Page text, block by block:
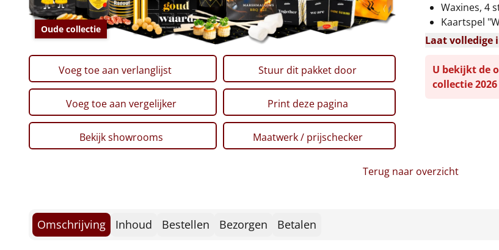
Oude collectie
Waxines, 4
Kaartspel
Laat volledige
Voeg toe aan verlanglijst Stuur dit pakket door
Voeg toe aan vergelijker Print deze pagina
Bekijk showrooms Maatwerk / prijschecker
U bekijkt de
collectie
Terug naar overzicht
Omschrijving Inhoud Bestellen Bezorgen Betalen